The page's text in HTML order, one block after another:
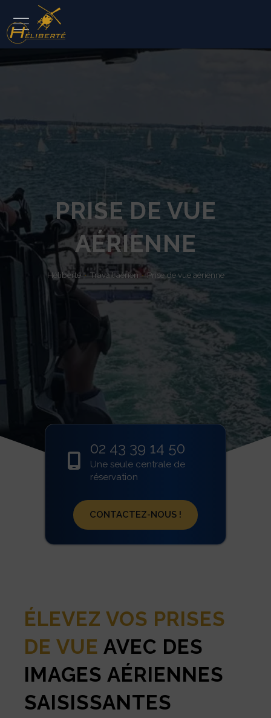
PRISE DE VUE
AÉRIENNE
Héliberté Travail aérien Prise de vue aérienne

02 43 39 14 50
Une seule centrale de
réservation
CONTACTEZ-NOUS !
ÉLEVEZ VOS PRISES
DE VUE AVEC DES
IMAGES AÉRIENNES
SAISISSANTES